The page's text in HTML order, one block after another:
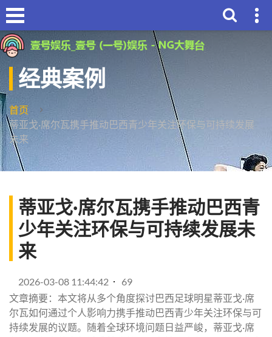
经典案例
首页
蒂亚戈·席尔瓦携手推动巴西青少年关注环保与可持续发展
未来
蒂亚戈·席尔瓦携手推动巴西青
少年关注环保与可持续发展未
来
2026-03-08 11:44:42
69
文章摘要：本文将从多个角度探讨巴西足球明星蒂亚戈·席
尔瓦如何通过个人影响力携手推动巴西青少年关注环保与可
持续发展的议题。随着全球环境问题日益严峻，蒂亚戈·席